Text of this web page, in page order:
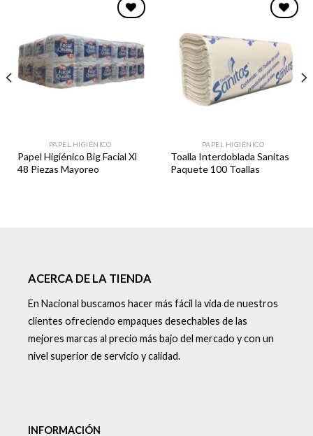
Favoritos
PAPEL HIGIÉNICO
Papel Higiénico Big Facial Xl
48 Piezas Mayoreo
Favoritos
PAPEL HIGIÉNICO
Toalla Interdoblada Sanitas
Paquete 100 Toallas
ACERCA DE LA TIENDA
En Nacional buscamos hacer más fácil la vida de nuestros
clientes ofreciendo empaques desechables de las
mejores marcas al precio más bajo del mercado y con un
nivel superior de servicio y calidad.
INFORMACIÓN